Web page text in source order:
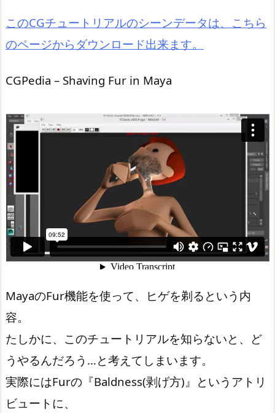
このCGチュートリアルのシーンデータは、こちら
のページからダウンロード出来ます。
CGPedia – Shaving Fur in Maya
MayaのFur機能を使って、ヒゲを剃るという内
容。
たしかに、このチュートリアルを知らないと、ど
うやるんだろう…と考えてしまいます。
実際にはFurの『Baldness(剥げ方)』というアトリ
ビュートに、